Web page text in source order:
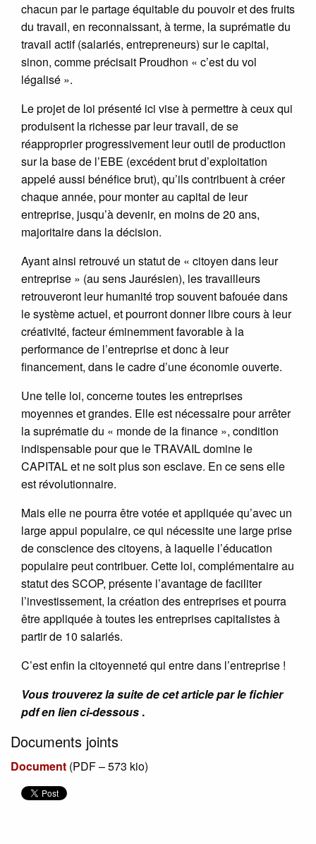
chacun par le partage équitable du pouvoir et des fruits
du travail, en reconnaissant, à terme, la suprématie du
travail actif (salariés, entrepreneurs) sur le capital,
sinon, comme précisait Proudhon « c’est du vol
légalisé ».
Le projet de loi présenté ici vise à permettre à ceux qui
produisent la richesse par leur travail, de se
réapproprier progressivement leur outil de production
sur la base de l’EBE (excédent brut d’exploitation
appelé aussi bénéfice brut), qu’ils contribuent à créer
chaque année, pour monter au capital de leur
entreprise, jusqu’à devenir, en moins de 20 ans,
majoritaire dans la décision.
Ayant ainsi retrouvé un statut de « citoyen dans leur
entreprise » (au sens Jaurésien), les travailleurs
retrouveront leur humanité trop souvent bafouée dans
le système actuel, et pourront donner libre cours à leur
créativité, facteur éminemment favorable à la
performance de l’entreprise et donc à leur
financement, dans le cadre d’une économie ouverte.
Une telle loi, concerne toutes les entreprises
moyennes et grandes. Elle est nécessaire pour arrêter
la suprématie du « monde de la finance », condition
indispensable pour que le TRAVAIL domine le
CAPITAL et ne soit plus son esclave. En ce sens elle
est révolutionnaire.
Mais elle ne pourra être votée et appliquée qu’avec un
large appui populaire, ce qui nécessite une large prise
de conscience des citoyens, à laquelle l’éducation
populaire peut contribuer. Cette loi, complémentaire au
statut des SCOP, présente l’avantage de faciliter
l’investissement, la création des entreprises et pourra
être appliquée à toutes les entreprises capitalistes à
partir de 10 salariés.
C’est enfin la citoyenneté qui entre dans l’entreprise !
Vous trouverez la suite de cet article par le fichier
pdf en lien ci-dessous .
Documents joints
Document (PDF – 573 kio)